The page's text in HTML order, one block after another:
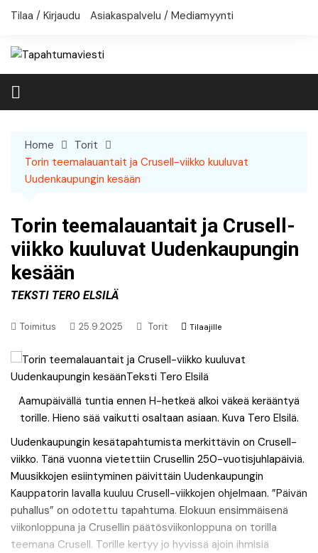
Skip
Tilaa / Kirjaudu Asiakaspalvelu / Mediamyynti
Home
Torit
Torin teemalauantait ja Crusell-viikko kuuluvat
Uudenkaupungin kesään
Torin teemalauantait ja Crusell-
viikko kuuluvat Uudenkaupungin
kesään
Teksti Tero Elsilä
Toimitus 25.9.2025 Torit Tilaajille
Aamupäivällä tuntia ennen H-hetkeä alkoi väkeä kerääntyä
torille. Hieno sää vaikutti osaltaan asiaan. Kuva Tero Elsilä.
Uudenkaupungin kesätapahtumista merkittävin on Crusell-
viikko. Tänä vuonna vietettiin Crusellin 250-vuotisjuhlapäiviä.
Muusikkojen esiintyminen päivittäin Uudenkaupungin
Kauppatorin lavalla kuuluu Crusell-viikkojen ohjelmaan. ”Päivän
puhallus” on odotettu tapahtuma. Elokuun ensimmäisenä
viikonloppuna ja Crusellin päätösviikonloppuna on torilla
teemana Crusell. Torille kertyy jo hyvissä ajoin ihmisiä